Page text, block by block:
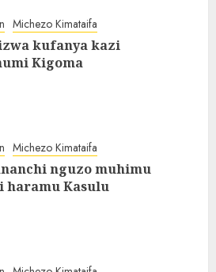
Michezo Kimataifa
kufanya kazi
Kigoma
Michezo Kimataifa
nguzo muhimu
Kasulu